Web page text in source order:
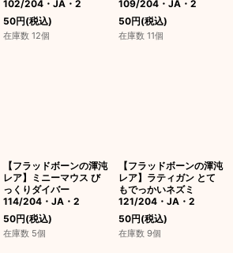
102/204・JA・2
50円(税込)
在庫数 12個
109/204・JA・2
50円(税込)
在庫数 11個
【フラッドボーンの渾沌
レア】ミニーマウス び
っくりダイバー
114/204・JA・2
50円(税込)
在庫数 5個
【フラッドボーンの渾沌
レア】ラティガン とて
もでっかいネズミ
121/204・JA・2
50円(税込)
在庫数 9個